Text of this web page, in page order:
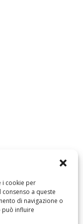
i cookie per
a queste
di navigazione o
può influire